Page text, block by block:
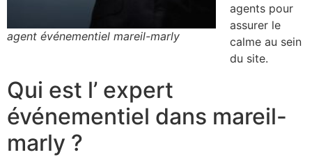
agent événementiel mareil-marly
agents pour
assurer le
calme au sein
du site.
Qui est l’ expert
événementiel dans mareil-
marly ?